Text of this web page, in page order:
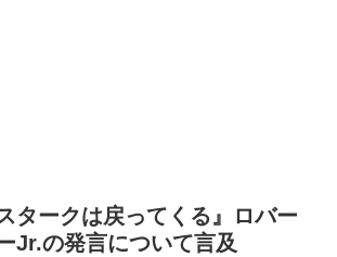
タークは戻ってくる』ロバー
Jr.の発言について言及